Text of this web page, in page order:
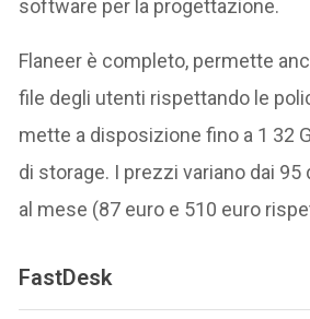
software per la progettazione.
Flaneer è completo, permette
file degli utenti rispettando le
mette a disposizione fino a 1 32
di storage. I prezzi variano dai 95
al mese (87 euro e 510 euro
FastDesk